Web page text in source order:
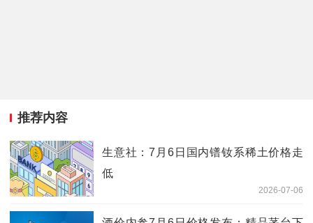
推荐内容
生意社：7月6日国内镨钕系稀土价格走
低
2026-07-06